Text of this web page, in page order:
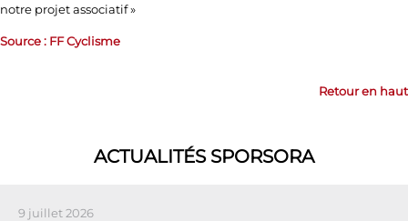
notre projet associatif »
Source : FF Cyclisme
Retour en haut
ACTUALITÉS SPORSORA
9 juillet 2026